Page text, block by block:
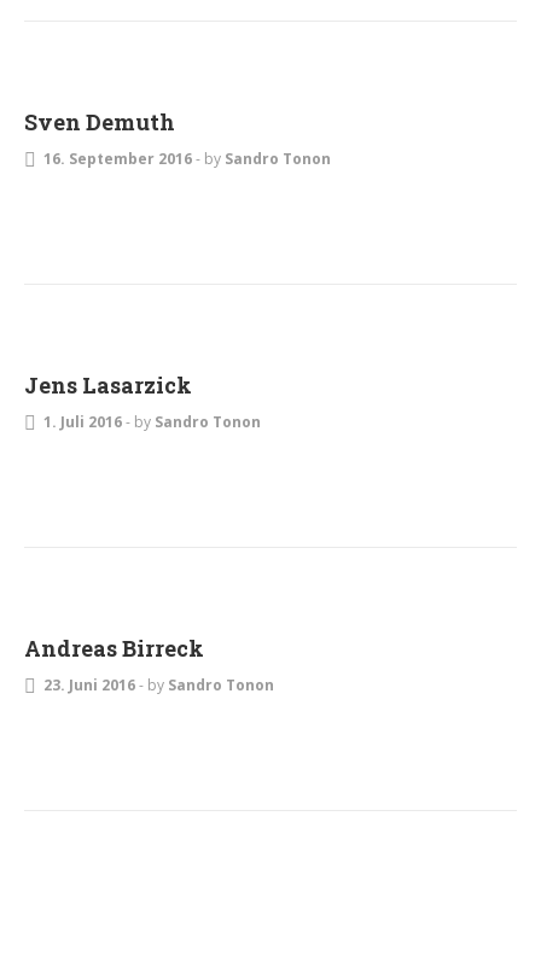
Sven Demuth
16. September 2016- by Sandro Tonon
Jens Lasarzick
1. Juli 2016- by Sandro Tonon
Andreas Birreck
23. Juni 2016- by Sandro Tonon